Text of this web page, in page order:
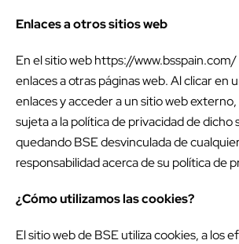
Enlaces a otros sitios web
En el sitio web https://
enlaces a otras páginas web. Al clicar en
enlaces y acceder a un sitio web
sujeta a la política de privacidad de dicho
quedando BSE desvinculada de
responsabilidad acerca de su política de
¿Cómo utilizamos las cookies?
El sitio web de BSE utiliza cookies, a los